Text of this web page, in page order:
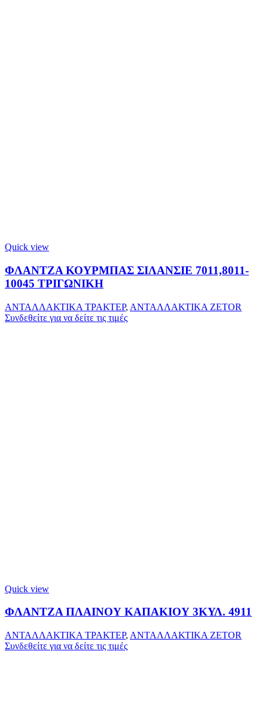
Quick view
ΦΛΑΝΤΖΑ ΚΟΥΡΜΠΑΣ ΣΙΛΑΝΣΙΕ 7011,8011-
10045 ΤΡΙΓΩΝΙΚΗ
ΑΝΤΑΛΛΑΚΤΙΚΑ ΤΡΑΚΤΕΡ, ΑΝΤΑΛΛΑΚΤΙΚΑ ZETOR
Συνδεθείτε για να δείτε τις τιμές
Quick view
ΦΛΑΝΤΖΑ ΠΛΑΙΝΟΥ ΚΑΠΑΚΙΟΥ 3ΚΥΛ. 4911
ΑΝΤΑΛΛΑΚΤΙΚΑ ΤΡΑΚΤΕΡ, ΑΝΤΑΛΛΑΚΤΙΚΑ ZETOR
Συνδεθείτε για να δείτε τις τιμές